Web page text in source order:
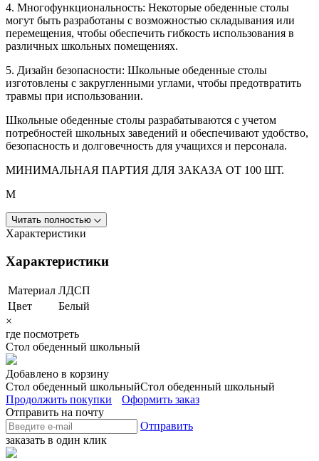
4. Многофункциональность: Некоторые обеденные столы
могут быть разработаны с возможностью складывания или
перемещения, чтобы обеспечить гибкость использования в
различных школьных помещениях.
5. Дизайн безопасности: Школьные обеденные столы
изготовлены с закругленными углами, чтобы предотвратить
травмы при использовании.
Школьные обеденные столы разрабатываются с учетом
потребностей школьных заведений и обеспечивают удобство,
безопасность и долговечность для учащихся и персонала.
МИНИМАЛЬНАЯ ПАРТИЯ ДЛЯ ЗАКАЗА ОТ 100 ШТ.
М
Читать полностью
Характеристики
Характеристики
Материал ЛДСП
Цвет
Белый
×
где посмотреть
⁠Стол обеденный школьный
Добавлено в корзину
⁠Стол обеденный школьный⁠Стол обеденный школьный
Продолжить покупки
Оформить заказ
Отправить на почту
Отправить
заказать в один клик